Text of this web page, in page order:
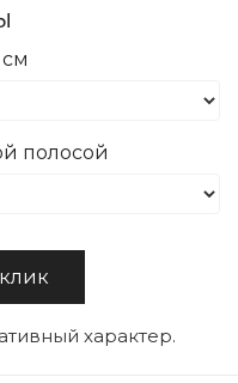
полосой
характер.